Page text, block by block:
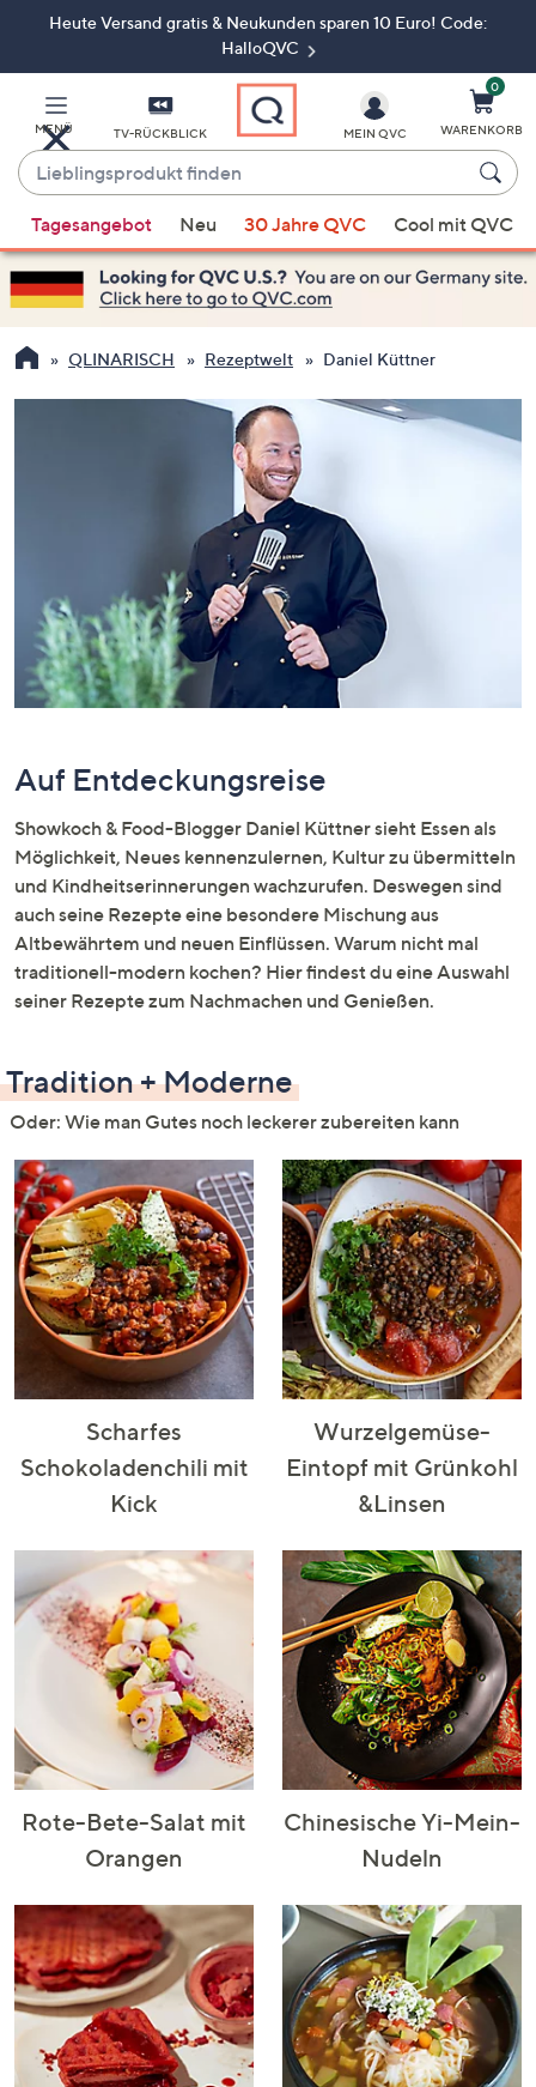
ZumHeute Versand gratis & Neukunden sparen 10 Euro! Code:
HalloQVC
MENÜ TV-RÜCKBLICK
Lieblingsprodukt
finden
Vorschläge
verfügbar
sind,
verwenden
Sie
wischen
Sie
auf
Touch-
links
rechts,
um
diese
anzuzeigen.
MEIN QVC
0
WARENKORB
Tagesangebot Neu 30 Jahre QVC Cool mit QVC
QLINARISCH Rezeptwelt Daniel Küttner
Auf Entdeckungsreise
Showkoch & Food-Blogger Daniel Küttner sieht Essen als
Möglichkeit, Neues kennenzulernen, Kultur zu übermitteln
und Kindheitserinnerungen wachzurufen. Deswegen sind
auch seine Rezepte eine besondere Mischung aus
Altbewährtem und neuen Einflüssen. Warum nicht mal
traditionell-modern kochen? Hier findest du eine Auswahl
seiner Rezepte zum Nachmachen und Genießen.
Tradition + Moderne
Oder: Wie man Gutes noch leckerer zubereiten kann
Scharfes
Schokoladenchili mit
Kick
Wurzelgemüse-
Eintopf mit Grünkohl
&Linsen
Rote-Bete-Salat mit
Orangen
Chinesische Yi-Mein-
Nudeln